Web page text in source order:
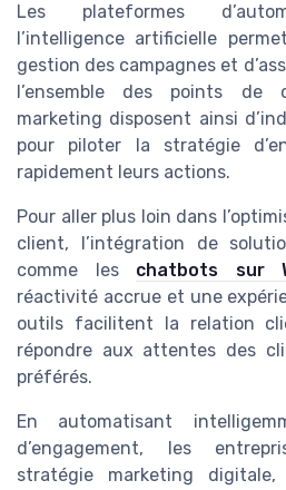
Les plateformes
l’intelligence artificielle
gestion des campagnes et
l’ensemble des points de
marketing disposent ainsi
pour piloter la stratégie
rapidement leurs actions.
Pour aller plus loin dans
client, l’intégration de
comme les chatbots sur
réactivité accrue et une
outils facilitent la relation
répondre aux attentes des
préférés.
En automatisant
d’engagement, les
stratégie marketing